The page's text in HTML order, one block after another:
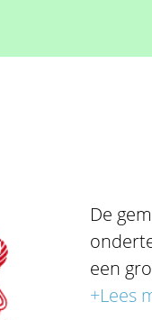
De
een
+Lees